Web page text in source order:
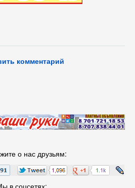
комментарий
о нас друзьям:
в соцсетях: